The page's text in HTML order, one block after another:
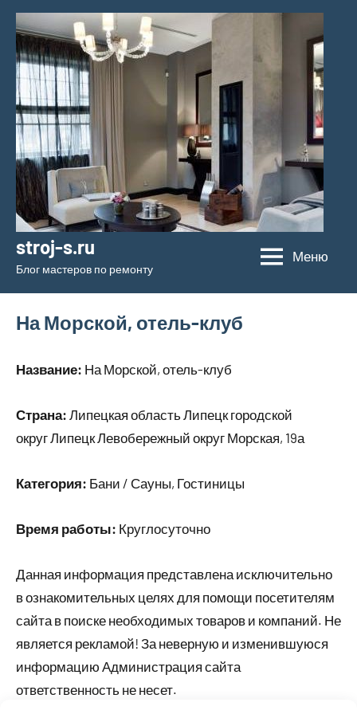
Перейти
содержимому
stroj-s.ru
Блог мастеров по ремонту
Меню
На Морской, отель-клуб
Название: На Морской, отель-клуб
Страна: Липецкая область Липецк городской
округ Липецк Левобережный округ Морская, 19а
Категория: Бани / Сауны, Гостиницы
Время работы: Круглосуточно
Данная информация представлена исключительно
в ознакомительных целях для помощи посетителям
сайта в поиске необходимых товаров и компаний. Не
является рекламой! За неверную и изменившуюся
информацию Администрация сайта
ответственность не несет.